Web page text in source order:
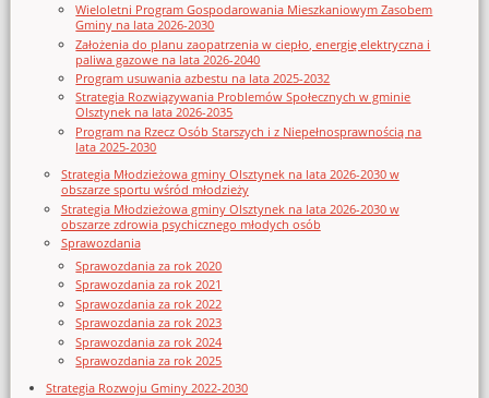
Wieloletni Program Gospodarowania Mieszkaniowym Zasobem
Gminy na lata 2026-2030
Założenia do planu zaopatrzenia w ciepło, energię elektryczna i
paliwa gazowe na lata 2026-2040
Program usuwania azbestu na lata 2025-2032
Strategia Rozwiązywania Problemów Społecznych w gminie
Olsztynek na lata 2026-2035
Program na Rzecz Osób Starszych i z Niepełnosprawnością na
lata 2025-2030
Strategia Młodzieżowa gminy Olsztynek na lata 2026-2030 w
obszarze sportu wśród młodzieży
Strategia Młodzieżowa gminy Olsztynek na lata 2026-2030 w
obszarze zdrowia psychicznego młodych osób
Sprawozdania
Sprawozdania za rok 2020
Sprawozdania za rok 2021
Sprawozdania za rok 2022
Sprawozdania za rok 2023
Sprawozdania za rok 2024
Sprawozdania za rok 2025
Strategia Rozwoju Gminy 2022-2030